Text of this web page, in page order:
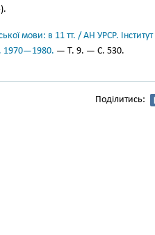
мови: в 11 тт. / АН УРСР.
1970—1980. — Т. 9. — С. 530.
Поділитись: